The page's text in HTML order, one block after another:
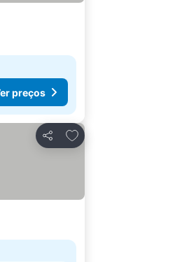
preços
Partilhar
Adicionar aos favoritos